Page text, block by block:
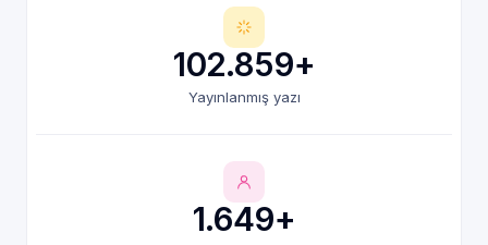
102.859+
Yayınlanmış yazı
1.649+